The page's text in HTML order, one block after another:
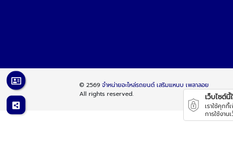
© 2569จำหน่ายอะไหล่รถยนต์ เสริมแหนบ เพลาลอย
All rights reserved.
เว็บไซต์
เราใช้คุก
การใช้งาน